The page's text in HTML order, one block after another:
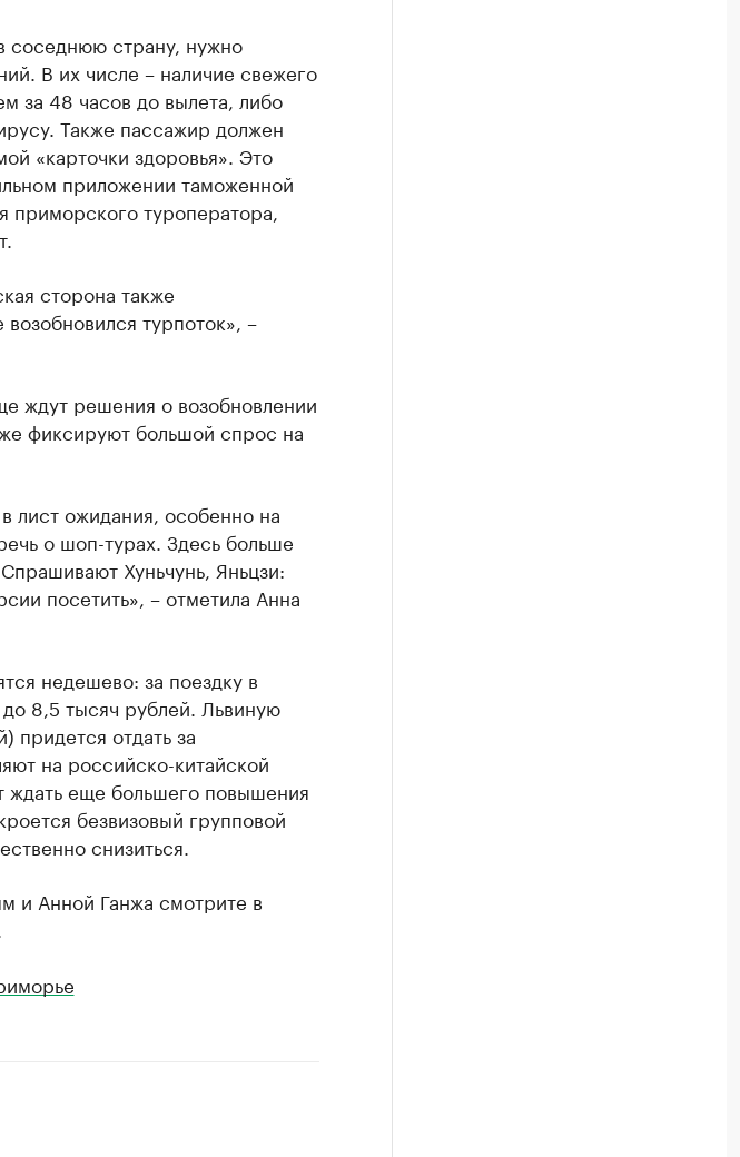
страну, нужно
В их числе – наличие свежего
за 48 часов до вылета, либо
Также пассажир должен
«карточки здоровья». Это
приложении таможенной
туроператора,
сторона также
турпоток», –
ждут решения о возобновлении
фиксируют большой спрос на
лист ожидания, особенно на
о шоп-турах. Здесь больше
Хуньчунь, Яньцзи:
посетить», – отметила Анна
недешево: за поездку в
8,5 тысяч рублей. Львиную
отдать за
на российско-китайской
ждать еще большего повышения
безвизовый групповой
снизиться.
и Анной Ганжа смотрите в